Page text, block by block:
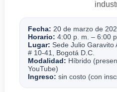
Fecha: 20 de marzo de
Horario: 4:00 p. m. – 6:00
Lugar: Sede Julio Garavito
# 10-41, Bogotá D.C.
Modalidad: Híbrido
YouTube)
Ingreso: sin costo (con